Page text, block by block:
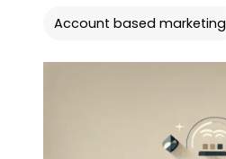
Eindhoven
Account based marketing